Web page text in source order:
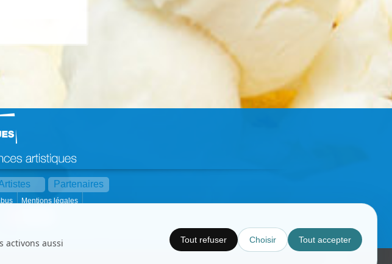
Partenaires
Mentions légales
activons aussi
Tout refuser Choisir Tout accepter